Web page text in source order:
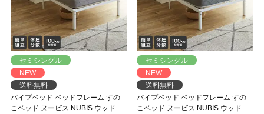
セミシングル
NEW
送料無料
パイプベッド ベッドフレーム すの
こベッド ヌービス NUBIS ウッドス
セミシングル
NEW
送料無料
パイプベッド ベッドフレーム すの
こベッド ヌービス NUBIS ウッドス